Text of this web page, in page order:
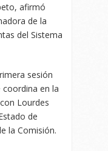
afirmó
de la
del Sistema
sesión
en la
Lourdes
de
la Comisión.